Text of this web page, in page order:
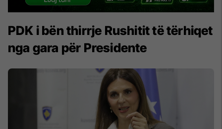
PDK i bën thirrje Rushitit të tërhiqet
nga gara për Presidente